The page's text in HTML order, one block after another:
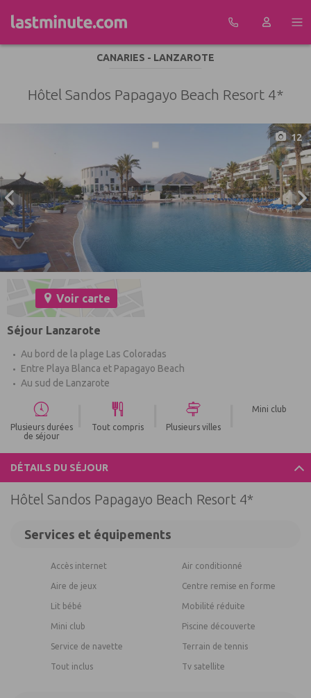
CANARIES - LANZAROTE
Hôtel Sandos Papagayo Beach Resort 4*
12
Voir carte
Séjour Lanzarote
Au bord de la plage Las Coloradas
Entre Playa Blanca et Papagayo Beach
Au sud de Lanzarote
Plusieurs durées
de séjour
Tout compris Plusieurs villes
Mini club
DÉTAILS DU SÉJOUR
Hôtel Sandos Papagayo Beach Resort 4*
Services et équipements
Accès internet Air conditionné
Aire de jeux Centre remise en forme
Lit bébé Mobilité réduite
Mini club Piscine découverte
Service de navette Terrain de tennis
Tout inclus Tv satellite